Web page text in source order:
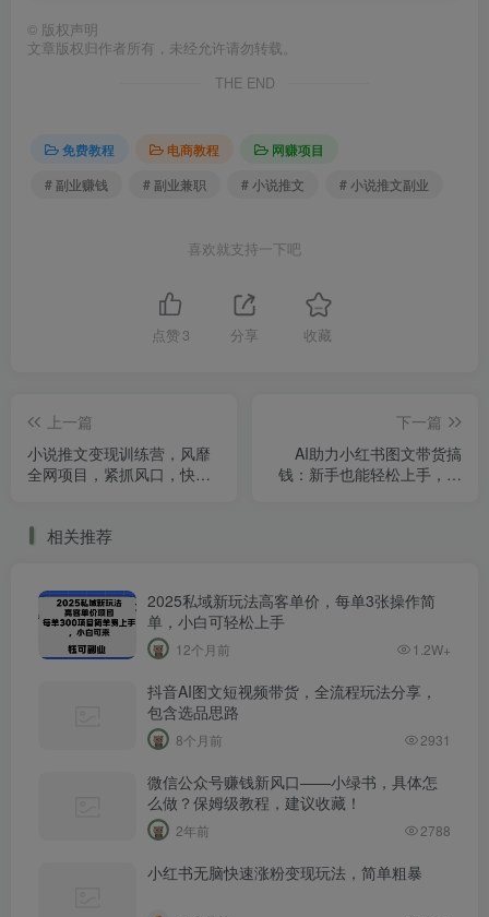
© 版权声明
文章版权归作者所有，未经允许请勿转载。
THE END
免费教程 电商教程
网赚项目
# 副业赚钱
# 副业兼职 # 小说推文 # 小说推文副业
喜欢就支持一下吧
点赞 3 分享 收藏
上一篇
小说推文变现训练营，风靡
全网项目，紧抓风口，快速
下一篇
AI助力小红书图文带货搞
钱：新手也能轻松上手，每
相关推荐
2025私域新玩法高客单价，每单3张操作简
单，小白可轻松上手
12个月前 1.2W+
抖音AI图文短视频带货，全流程玩法分享，
包含选品思路
8个月前 2931
微信公众号赚钱新风口——小绿书，具体怎
么做？保姆级教程，建议收藏！
2年前 2788
小红书无脑快速涨粉变现玩法，简单粗暴